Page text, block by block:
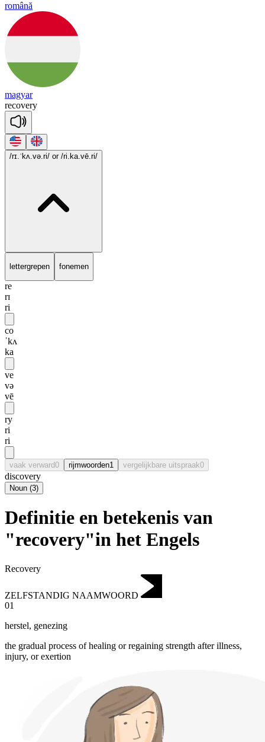
română
magyar
recovery
/rɪ.ˈkʌ.və.ri/ or /ri.ka.vē.ri/
lettergrepen fonemen
re
rɪ
ri
co
ˈkʌ
ka
ve
və
vē
ry
ri
ri
vaak verward0 rijmwoorden1 vergelijkbare uitspraak0
discovery
Noun (3)
Definitie en betekenis van
"recovery"in het Engels
Recovery
ZELFSTANDIG NAAMWOORD
01
herstel, genezing
the gradual process of healing or regaining strength after illness,
injury, or exertion